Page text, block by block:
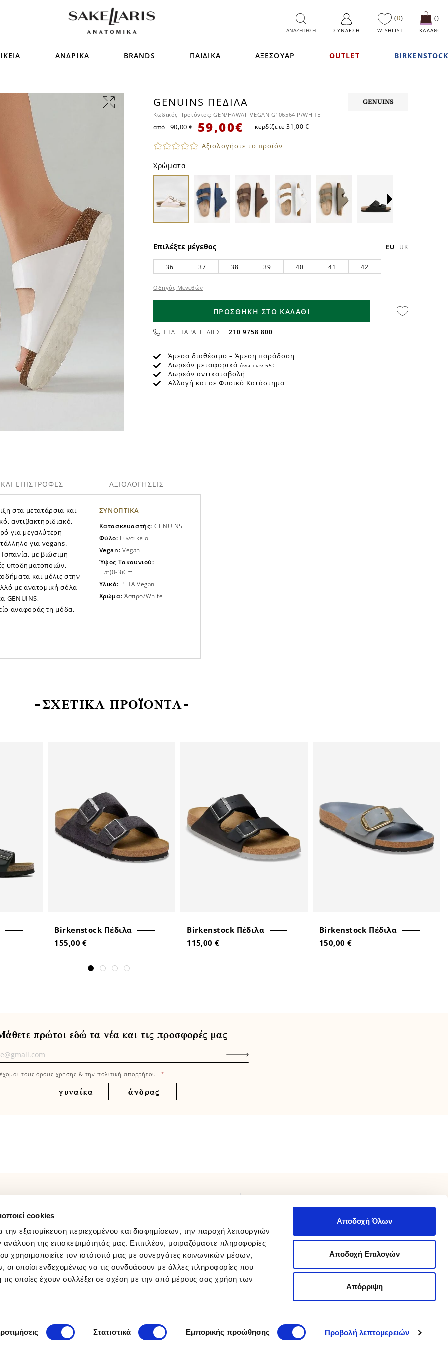
cookies
την εξατομίκευση περιεχομένου και διαφημίσεων, την παροχή λειτουργιών
της επισκεψιμότητάς μας. Επιπλέον, μοιραζόμαστε πληροφορίες
χρησιμοποιείτε τον ιστότοπό μας με συνεργάτες κοινωνικών μέσων,
οι οποίοι ενδεχομένως να τις συνδυάσουν με άλλες πληροφορίες που
οποίες έχουν συλλέξει σε σχέση με την από μέρους σας χρήση των
Στατιστικά Εμπορικής προώθησης Προβολή λεπτομερειών
Αποδοχή Όλων
Αποδοχή Επιλογών
Απόρριψη
ΑΝΑΖΗΤΗΣΗ ΣΎΝΔΕΣΗ
0
WISHLIST ΚΑΛΑΘΙ
ΑΝΔΡΙΚΑ BRANDS ΠΑΙΔΙΚΑ ΑΞΕΣΟΥΑΡ OUTLET
SALEGENUINS ΠΈΔΙΛΑ
Κωδικός Προϊόντος: GEN/HAWAII VEGAN G106564 P/WHITE
59,00 €
από 90,00 € κερδίζετε31,00 €
Αξιολογήστε το προϊόν
Χρώματα
Επιλέξτε μέγεθος EU UK
36 37 38 39 40 41 42
Οδηγός Μεγεθών
ΠΡΟΣΘΗΚΗ ΣΤΟ ΚΑΛΑΘΙ
ΤΗΛ. ΠΑΡΑΓΓΕΛΙΕΣ 210 9758 800
Άμεσα διαθέσιμο – Άμεση παράδοση
Δωρεάν μεταφορικά άνω των 55€
Δωρεάν αντικαταβολή
Αλλαγή και σε Φυσικό Κατάστημα
στα μετατάρσια και
αντιβακτηριδιακό,
για μεγαλύτερη
για vegans.
με βιώσιμη
υποδηματοποιών,
και μόλις στην
με ανατομική σόλα
GENUINS,
αναφοράς τη μόδα,
ΣΥΝΟΠΤΙΚΑ
Κατασκευαστής: GENUINS
Φύλο: Γυναικείο
Vegan: Vegan
Ύψος Τακουνιού:
Flat(0-3)cm
Υλικό: PETA Vegan
Χρώμα: Άσπρο/white
ΕΠΙΣΤΡΟΦΕΣ ΑΞΙΟΛΟΓΗΣΕΙΣ
ΣΧΕΤΙΚΑ ΠΡΟΪΟΝΤΑ
Birkenstock Πέδιλα
155,00 €
Birkenstock Πέδιλα
115,00 €
Birkenstock Πέδιλα
150,00 €
πρώτοι εδώ τα νέα και τις προσφορές μας
τουςόρους χρήσης & την πολιτική απορρήτου *
γυναίκα άνδρας
Παρακολούθηση Παραγγελίας
Σύνδεση / Εγγραφή
Wishlist
Instagram
Youtube
Tiktok
ΧΡΕΙΑΖΕΣΤΕ ΒΟΗΘΕΙΑ;
Επικοινωνήστε μαζί μας καθημερινά 9 π.μ με 9 μ.μ.
ή με email στο info@sakellaris.gr
Καταστήματα
Designed and developed by